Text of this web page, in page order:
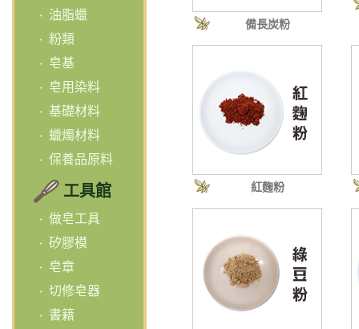
油脂蠟
粉類
皂基
皂用染料
基礎材料
蠟燭材料
保養品原料
工具館
做皂工具
矽膠模
皂章
切修皂器
書籍
備長炭粉
紅麴粉